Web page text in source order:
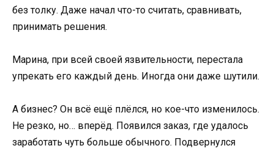
без толку. Даже начал что-то считать, сравнивать,
принимать решения.
Марина, при всей своей язвительности, перестала
упрекать его каждый день. Иногда они даже шутили.
А бизнес? Он всё ещё плёлся, но кое-что изменилось.
Не резко, но… вперёд. Появился заказ, где удалось
заработать чуть больше обычного. Подвернулся